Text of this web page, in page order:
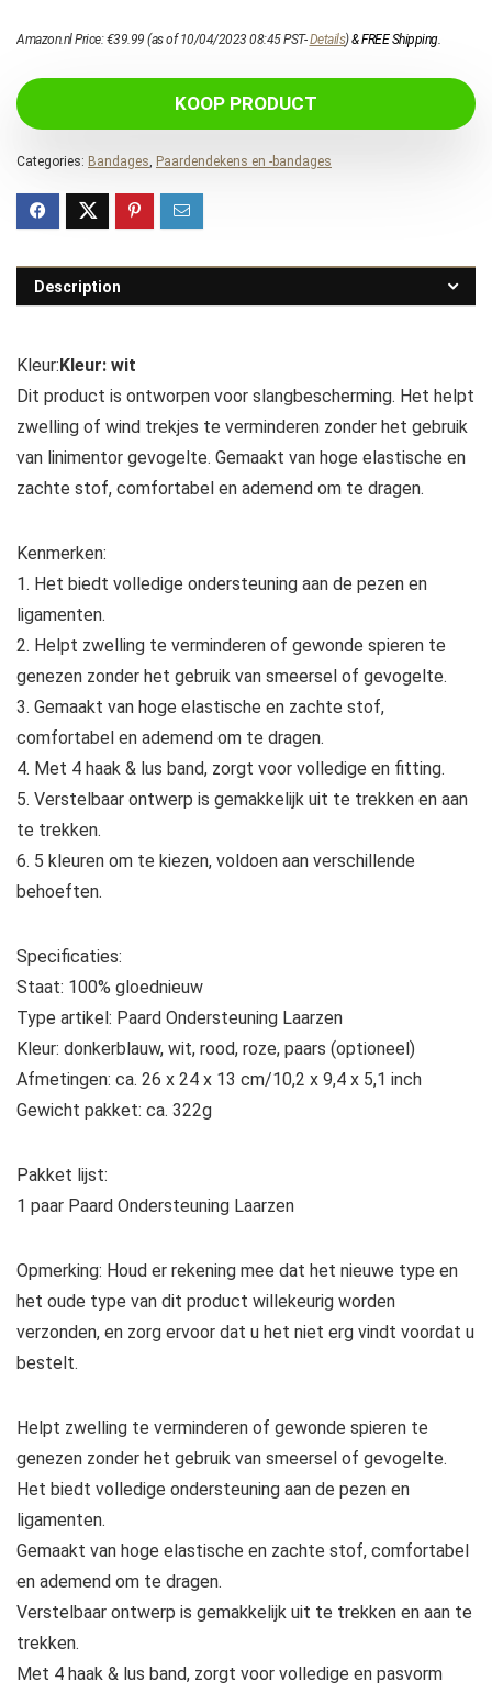
Amazon.nl Price:€39.99 (as of 10/04/2023 08:45 PST-Details)&FREE Shipping.
KOOP PRODUCT
Categories: Bandages Paardendekens en -bandages
Description
Kleur:Kleur: wit
Dit product is ontworpen voor slangbescherming. Het helpt
zwelling of wind trekjes te verminderen zonder het gebruik
van linimentor gevogelte. Gemaakt van hoge elastische en
zachte stof, comfortabel en ademend om te dragen.
Kenmerken:
1. Het biedt volledige ondersteuning aan de pezen en
ligamenten.
2. Helpt zwelling te verminderen of gewonde spieren te
genezen zonder het gebruik van smeersel of gevogelte.
3. Gemaakt van hoge elastische en zachte stof,
comfortabel en ademend om te dragen.
4. Met 4 haak & lus band, zorgt voor volledige en fitting.
5. Verstelbaar ontwerp is gemakkelijk uit te trekken en aan
te trekken.
6. 5 kleuren om te kiezen, voldoen aan verschillende
behoeften.
Specificaties:
Staat: 100% gloednieuw
Type artikel: Paard Ondersteuning Laarzen
Kleur: donkerblauw, wit, rood, roze, paars (optioneel)
Afmetingen: ca. 26 x 24 x 13 cm/10,2 x 9,4 x 5,1 inch
Gewicht pakket: ca. 322g
Pakket lijst:
1 paar Paard Ondersteuning Laarzen
Opmerking: Houd er rekening mee dat het nieuwe type en
het oude type van dit product willekeurig worden
verzonden, en zorg ervoor dat u het niet erg vindt voordat u
bestelt.
Helpt zwelling te verminderen of gewonde spieren te
genezen zonder het gebruik van smeersel of gevogelte.
Het biedt volledige ondersteuning aan de pezen en
ligamenten.
Gemaakt van hoge elastische en zachte stof, comfortabel
en ademend om te dragen.
Verstelbaar ontwerp is gemakkelijk uit te trekken en aan te
trekken.
Met 4 haak & lus band, zorgt voor volledige en pasvorm